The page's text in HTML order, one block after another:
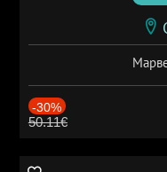
-30%
50.11€